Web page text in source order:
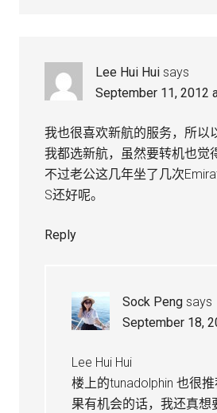
Lee Hui Hui says
September 11, 2012
我也很喜欢新航的服务，所以
我都选新航，虽然要转机也觉
不过老公这几年坐了几次
S还好呢。
Reply
Sock Peng says
September 18,
Lee Hui Hui
楼上的tunadolphin 也很
果有机会的话，我还真想